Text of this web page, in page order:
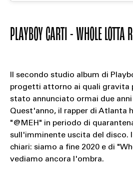
PLAYBOY CARTI - WHOLE LOTTA
Il secondo studio album di
progetti attorno ai quali gravita
stato annunciato ormai due anni
Quest'anno, il rapper di Atlanta
"@MEH" in periodo di
sull'imminente uscita del disco.
chiari: siamo a fine 2020 e di
vediamo ancora l'ombra.